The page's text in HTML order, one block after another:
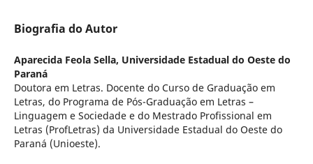
Biografia do Autor
Aparecida Feola Sella, Universidade Estadual do Oeste do
Paraná
Doutora em Letras. Docente do Curso de Graduação em
Letras, do Programa de Pós-Graduação em Letras –
Linguagem e Sociedade e do Mestrado Profissional em
Letras (ProfLetras) da Universidade Estadual do Oeste do
Paraná (Unioeste).